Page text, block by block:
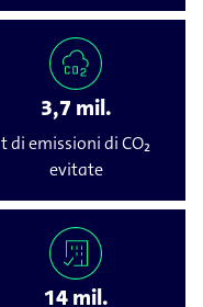
3,7 mil.
t di emissioni di CO₂
evitate
14 mil.